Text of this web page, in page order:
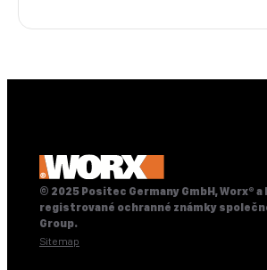
© 2025 Positec Germany GmbH, Worx®
registrované ochranné známky
Group.
Sitemap